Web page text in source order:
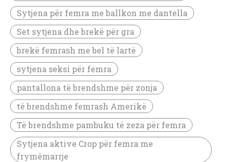
Sytjena për femra me ballkon me dantella
Set sytjena dhe brekë për gra
brekë femrash me bel të lartë
sytjena seksi për femra
pantallona të brendshme për zonja
të brendshme femrash Amerikë
Të brendshme pambuku të zeza për femra
Sytjena aktive Crop për femra me
frymëmarrje